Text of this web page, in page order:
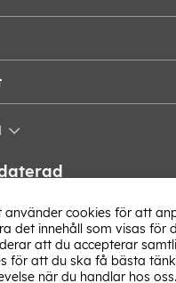
hetaste
oss direkt i din mejlkorg.
använder cookies för att
det innehåll som visas för
att du accepterar
för att du ska få bästa
när du handlar hos oss.